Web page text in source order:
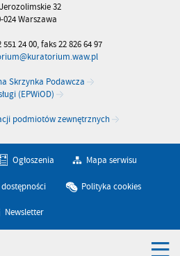
32
024 Warszawa
24 00, faks 22 826 64 97
Skrzynka Podawcza
(EPWiOD)
podmiotów zewnętrznych
Ogłoszenia Mapa serwisu
Polityka cookies
Newsletter